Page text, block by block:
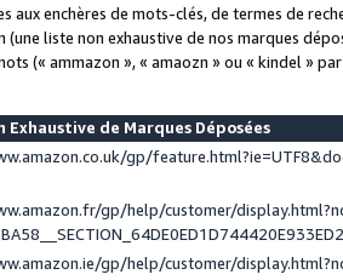
aux enchères de mots-clés, de termes de
(une liste non exhaustive de nos marques
(« ammazon », « amaozn » ou « kindel »
Exhaustive de Marques Déposées
gp/
gp/help/customer/
gp/help/customer/